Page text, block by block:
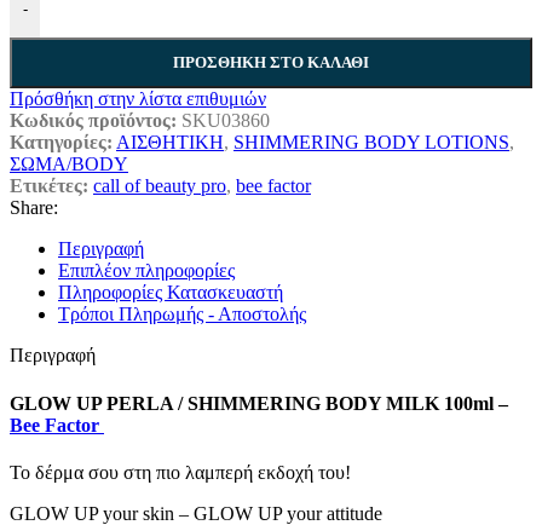
-
ΠΡΟΣΘΉΚΗ ΣΤΟ ΚΑΛΆΘΙ
Πρόσθήκη στην λίστα επιθυμιών
Κωδικός προϊόντος: SKU03860
Κατηγορίες: ΑΙΣΘΗΤΙΚΗ, SHIMMERING BODY LOTIONS,
ΣΩΜΑ/BODY
Ετικέτες: call of beauty pro, bee factor
Share:
Περιγραφή
Επιπλέον πληροφορίες
Πληροφορίες Κατασκευαστή
Τρόποι Πληρωμής - Αποστολής
Περιγραφή
GLOW UP PERLA / SHIMMERING BODY MILK 100ml –
Bee Factor
Το δέρμα σου στη πιο λαμπερή εκδοχή του!
GLOW UP your skin – GLOW UP your attitude